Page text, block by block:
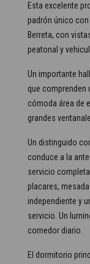
Esta excelente
padrón único
Berreta, con
peatonal y
Un importante
que comprenden
cómoda área de
grandes
Un distinguido
conduce a la
servicio
placares,
independiente y
servicio. Un
comedor diario.
El dormitorio